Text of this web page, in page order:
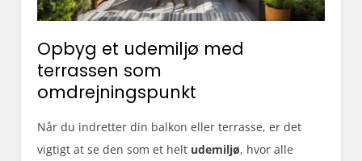
Opbyg et udemiljø med
terrassen som
omdrejningspunkt
Når du indretter din balkon eller terrasse, er det
vigtigt at se den som et helt udemiljø, hvor alle